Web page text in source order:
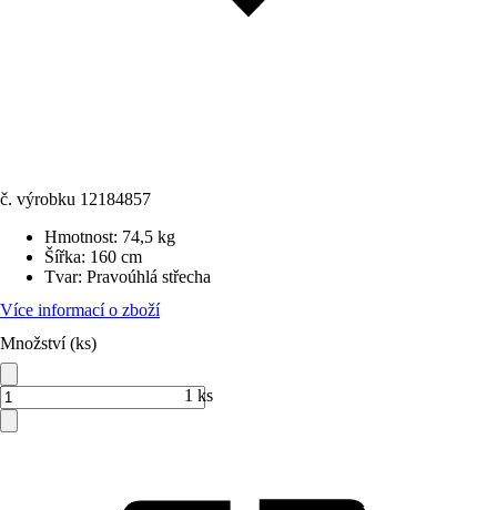
č. výrobku 12184857
Hmotnost: 74,5 kg
Šířka: 160 cm
Tvar: Pravoúhlá střecha
Více informací o zboží
Množství (ks)
1 ks